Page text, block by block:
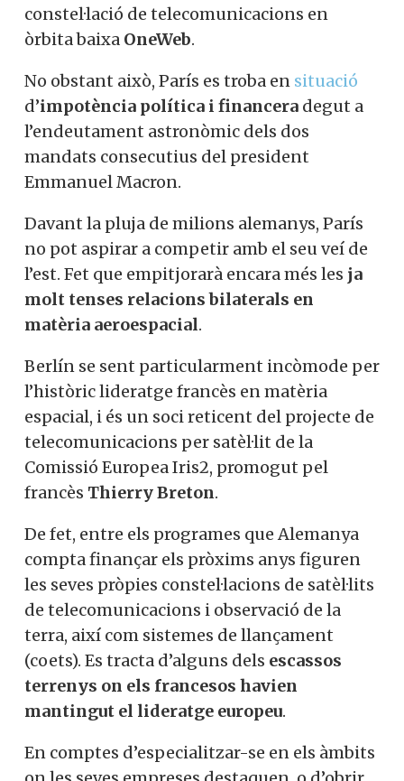
constel·lació de telecomunicacions en
òrbita baixa OneWeb.
No obstant això, París es troba en situació
d’impotència política i financera degut a
l’endeutament astronòmic dels dos
mandats consecutius del president
Emmanuel Macron.
Davant la pluja de milions alemanys, París
no pot aspirar a competir amb el seu veí de
l’est. Fet que empitjorarà encara més les ja
molt tenses relacions bilaterals en
matèria aeroespacial.
Berlín se sent particularment incòmode per
l’històric lideratge francès en matèria
espacial, i és un soci reticent del projecte de
telecomunicacions per satèl·lit de la
Comissió Europea Iris2, promogut pel
francès Thierry Breton.
De fet, entre els programes que Alemanya
compta finançar els pròxims anys figuren
les seves pròpies constel·lacions de satèl·lits
de telecomunicacions i observació de la
terra, així com sistemes de llançament
(coets). Es tracta d’alguns dels escassos
terrenys on els francesos havien
mantingut el lideratge europeu.
En comptes d’especialitzar-se en els àmbits